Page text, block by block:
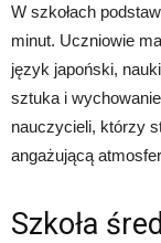
W szkołach
minut. Uczniowie
język japoński,
sztuka i
nauczycieli, którzy
angażującą
Szkoła